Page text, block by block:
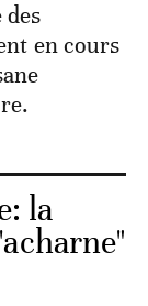
en cours
la